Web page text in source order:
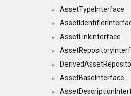
► AssetTypeInterface
►
► AssetLinkInterface
►
►
► AssetBaseInterface
►